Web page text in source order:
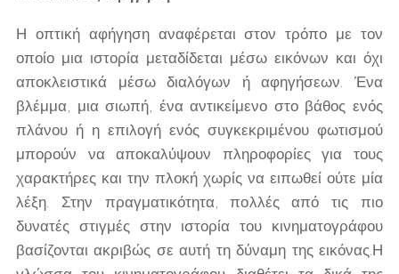
Η οπτική αφήγηση αναφέρεται στον τρόπο με τον
οποίο μια ιστορία μεταδίδεται μέσω εικόνων και όχι
αποκλειστικά μέσω διαλόγων ή αφηγήσεων. Ένα
βλέμμα, μια σιωπή, ένα αντικείμενο στο βάθος ενός
πλάνου ή η επιλογή ενός συγκεκριμένου φωτισμού
μπορούν να αποκαλύψουν πληροφορίες για τους
χαρακτήρες και την πλοκή χωρίς να ειπωθεί ούτε μία
λέξη. Στην πραγματικότητα, πολλές από τις πιο
δυνατές στιγμές στην ιστορία του κινηματογράφου
βασίζονται ακριβώς σε αυτή τη δύναμη της εικόνας.Η